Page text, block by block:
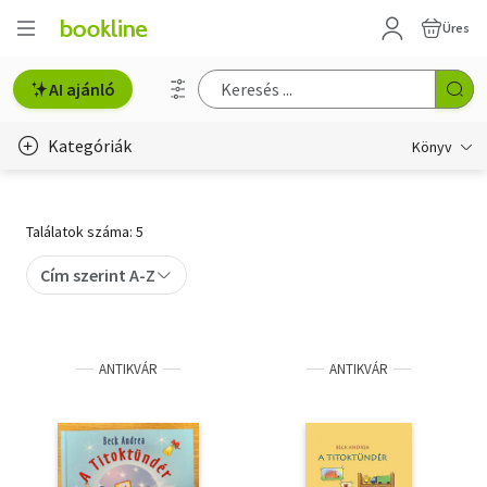
Üres
AI ajánló
Kategóriák Könyv
Gyermek- és ifjúsági
Művészet
Szakkönyv
Találatok száma: 5
Cím szerint A-Z
ANTIKVÁR ANTIKVÁR